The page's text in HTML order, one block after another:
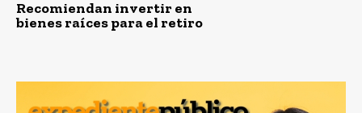
Recomiendan invertir en
bienes raíces para el retiro